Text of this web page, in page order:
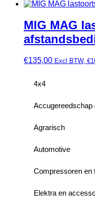
MIG MAG
€135,00 Excl BTW, €
4x4
Accugereedschap
Agrarisch
Automotive
Compressoren en
Elektra en